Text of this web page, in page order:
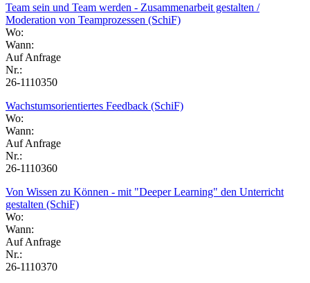
Team sein und Team werden - Zusammenarbeit gestalten /
Moderation von Teamprozessen (SchiF)
Wo:
Wann:
Auf Anfrage
Nr.:
26-1110350
Wachstumsorientiertes Feedback (SchiF)
Wo:
Wann:
Auf Anfrage
Nr.:
26-1110360
Von Wissen zu Können - mit "Deeper Learning" den Unterricht
gestalten (SchiF)
Wo:
Wann:
Auf Anfrage
Nr.:
26-1110370